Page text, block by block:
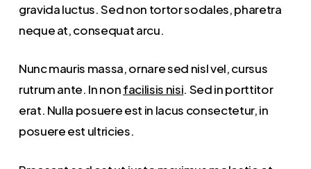
gravida luctus. Sed non tortor sodales, pharetra
neque at, consequat arcu.
Nunc mauris massa, ornare sed nisl vel, cursus
rutrum ante. In nonfacilisis nisi. Sed in porttitor
erat. Nulla posuere est in lacus consectetur, in
posuere est ultricies.